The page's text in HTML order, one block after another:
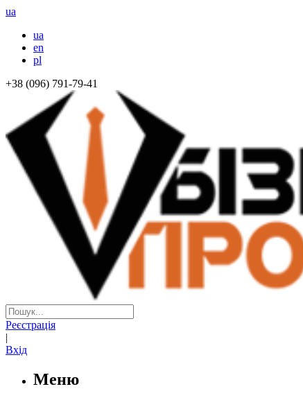
ua
ua
en
pl
+38 (096) 791-79-41
Реєстрація
|
Вхід
Меню